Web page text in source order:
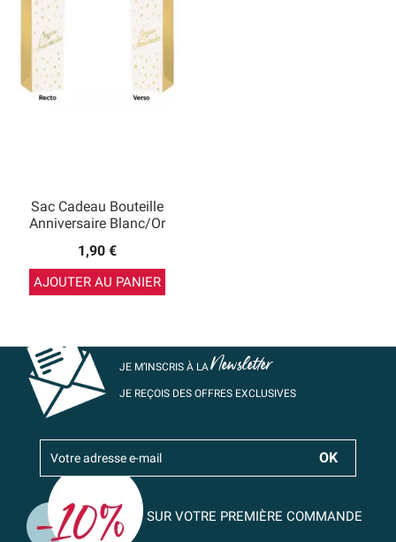
Sac Cadeau Bouteille
Anniversaire Blanc/or
1,90 €
AJOUTER AU PANIER
JE M’INSCRIS À LANewsletter
JE REÇOIS DES OFFRES EXCLUSIVES
SUR VOTRE PREMIÈRE COMMANDE